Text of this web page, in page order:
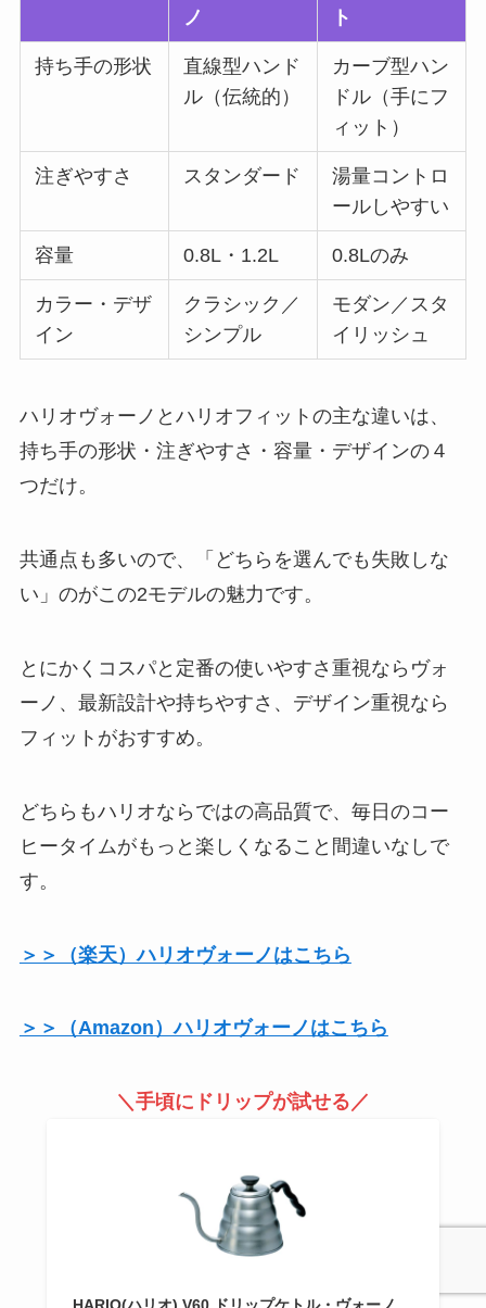
ノ
ト
持ち手の形状
直線型ハンド
ル（伝統的）
カーブ型ハン
ドル（手にフ
ィット）
注ぎやすさ スタンダード
湯量コントロ
ールしやすい
容量 0.8L・1.2L 0.8Lのみ
カラー・デザ
イン
クラシック／
シンプル
モダン／スタ
イリッシュ
ハリオヴォーノとハリオフィットの主な違いは、
持ち手の形状・注ぎやすさ・容量・デザインの４
つだけ。
共通点も多いので、「どちらを選んでも失敗しな
い」のがこの2モデルの魅力です。
とにかくコスパと定番の使いやすさ重視ならヴォ
ーノ、最新設計や持ちやすさ、デザイン重視なら
フィットがおすすめ。
どちらもハリオならではの高品質で、毎日のコー
ヒータイムがもっと楽しくなること間違いなしで
す。
＞＞（楽天）ハリオヴォーノはこちら
＞＞（Amazon）ハリオヴォーノはこちら
＼手頃にドリップが試せる／